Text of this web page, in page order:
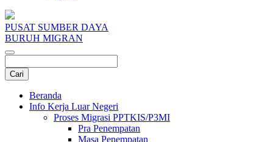
PUSAT SUMBER DAYA
BURUH MIGRAN
Beranda
Info Kerja Luar Negeri
Proses Migrasi PPTKIS/P3MI
Pra Penempatan
Masa Penempatan